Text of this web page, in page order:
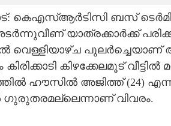
കെഎസ്ആർടിസി ബസ്
യാത്രക്കാർക്ക്
വെള്ളിയാഴ്‌ച
കിഴക്കേലമൂട്
ഹൗസിൽ അജിത്ത് (24)
വിവരം.